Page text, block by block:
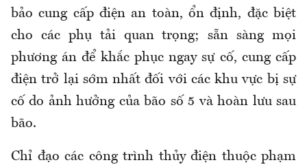
bảo cung cấp điện an toàn, ổn định, đặc biệt
cho các phụ tải quan trọng; sẵn sàng mọi
phương án để khắc phục ngay sự cố, cung cấp
điện trở lại sớm nhất đối với các khu vực bị sự
cố do ảnh hưởng của bão số 5 và hoàn lưu sau
bão.
Chỉ đạo các công trình thủy điện thuộc phạm